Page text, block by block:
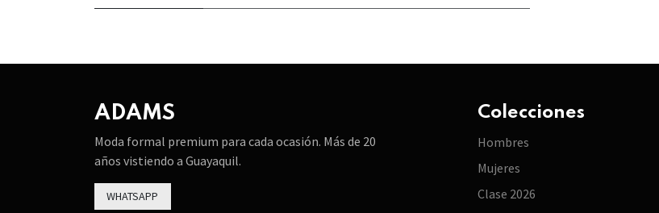
ADAMS
Moda formal premium para cada ocasión. Más de 20
años vistiendo a Guayaquil.
WHATSAPP
Colecciones
Hombres
Mujeres
Clase 2026